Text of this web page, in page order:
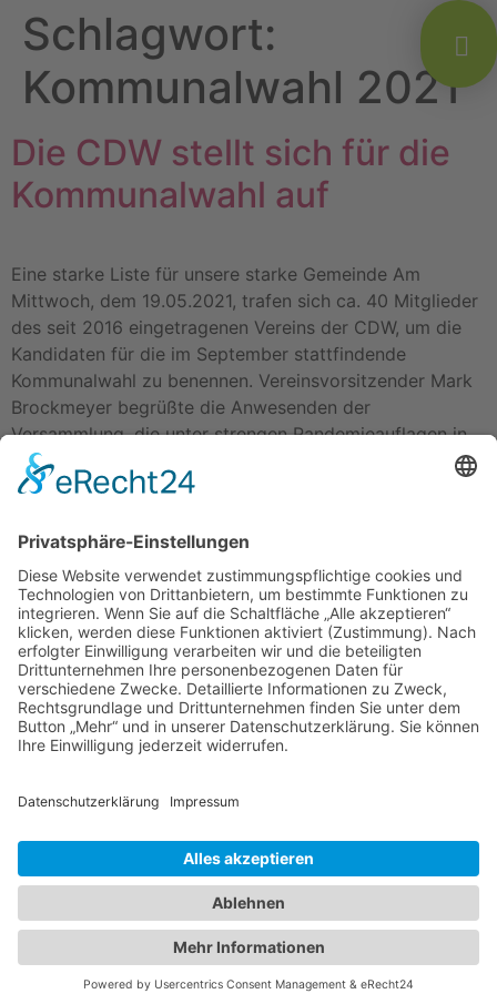
Schlagwort:
Kommunalwahl 2021
Die CDW stellt sich für die
Kommunalwahl auf
Eine starke Liste für unsere starke Gemeinde Am
Mittwoch, dem 19.05.2021, trafen sich ca. 40 Mitglieder
des seit 2016 eingetragenen Vereins der CDW, um die
Kandidaten für die im September stattfindende
Kommunalwahl zu benennen. Vereinsvorsitzender Mark
Brockmeyer begrüßte die Anwesenden der
Versammlung, die unter strengen Pandemieauflagen in
der Gymnastikhalle in Wallenhorst stattfand, und blickte
zurück […]
Impressum Datenschutzerklärung
Startseite Ziele
Im Rat
Im Verein
info@cdw-wallenhorst.de
© All Rights Reserved 2025